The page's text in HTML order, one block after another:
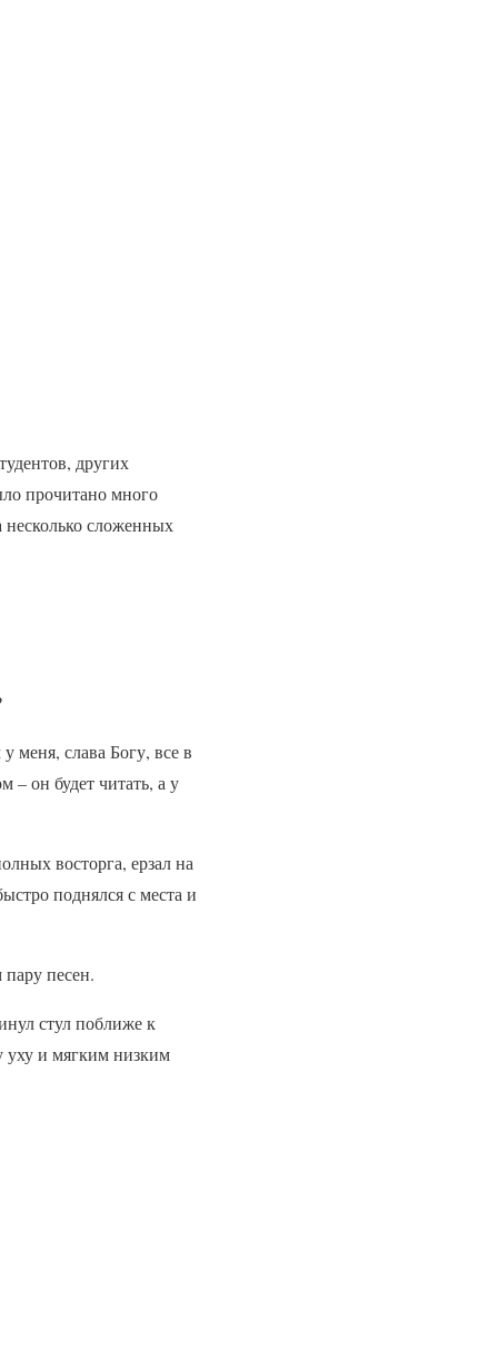
других
прочитано много
сложенных
меня, слава Богу, все в
– он будет читать, а у
восторга, ерзал на
поднялся с места и
песен.
стул поближе к
уху и мягким низким